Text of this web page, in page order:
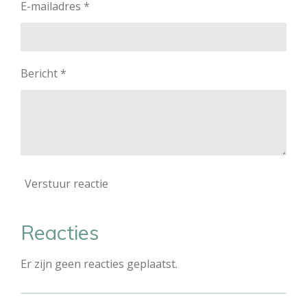
E-mailadres *
Bericht *
Verstuur reactie
Reacties
Er zijn geen reacties geplaatst.